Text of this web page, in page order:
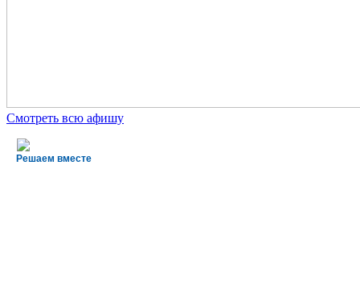
Смотреть всю афишу
Решаем вместе